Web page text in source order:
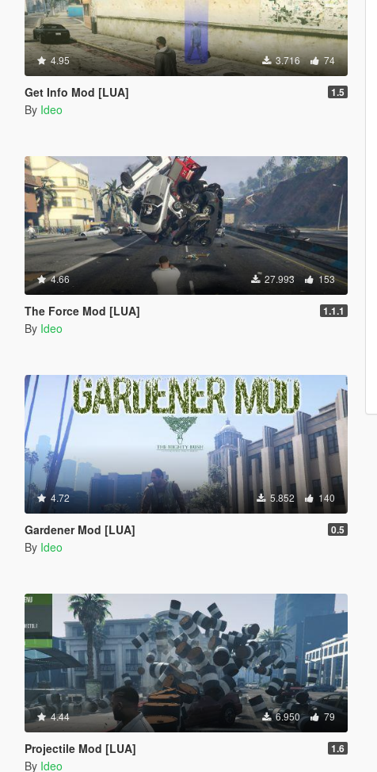
4.95 3.716 74
Get Info Mod [LUA] 1.5
By Ideo
4.66 27.993 153
The Force Mod [LUA] 1.1.1
By Ideo
4.72 5.852 140
Gardener Mod [LUA] 0.5
By Ideo
4.44 6.950 79
Projectile Mod [LUA] 1.6
By Ideo